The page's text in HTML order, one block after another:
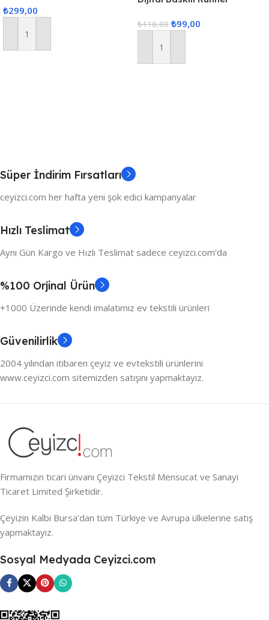
₺299,00
Sepete Ekle
₺118,80 ₺99,00
Sepete Ekle
Süper İndirim Fırsatları
ceyizci.com her hafta yeni şok edici kampanyalar
Hızlı Teslimat
Aynı Gün Kargo ve Hızlı Teslimat sadece ceyizci.com'da
%100 Orjinal Ürün
+1000 Üzerinde kendi imalatımız ev tekstili ürünleri
Güvenilirlik
2004 yılından itibaren çeyiz ve evtekstili ürünlerini
www.ceyizci.com sitemizden satışını yapmaktayız.
Firmamızın ticari ünvanı Çeyizci Tekstil Mensucat ve Sanayi
Ticaret Limited Şirketidir.
Çeyizin Kalbi Bursa’dan tüm Türkiye ve Avrupa ülkelerine satış
yapmaktayız.
Sosyal Medyada Ceyizci.com